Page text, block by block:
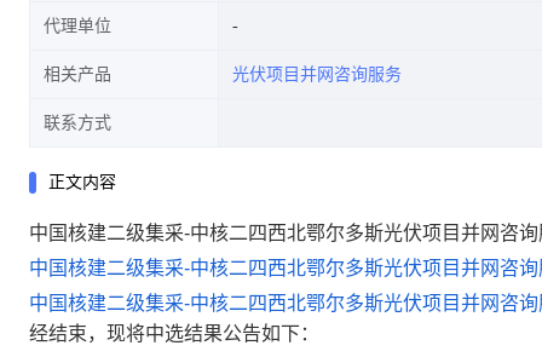
代理单位
相关产品 光伏项目并网咨询服务
联系方式
正文内容
中国核建二级集采-中核二四西北鄂尔多斯光伏项目并网咨
中国核建二级集采-中核二四西北鄂尔多斯光伏项目并网咨
中国核建二级集采-中核二四西北鄂尔多斯光伏项目并网咨
经结束，现将中选结果公告如下：